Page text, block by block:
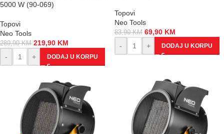
5000 W (90-069)
Topovi
Neo Tools
289,90KM 219,90 KM
-
+ DODAJ U KORPU
Topovi
Neo Tools
83,90KM 69,90 KM
-
+ DODAJ U KORPU